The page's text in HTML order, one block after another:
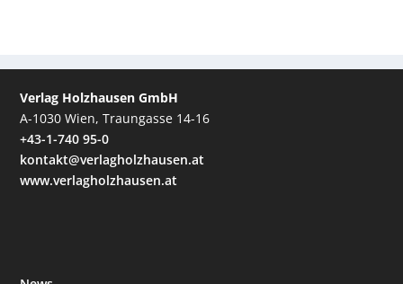
Verlag Holzhausen GmbH
A-1030 Wien, Traungasse 14-16
+43-1-740 95-0
kontakt@verlagholzhausen.at
www.verlagholzhausen.at